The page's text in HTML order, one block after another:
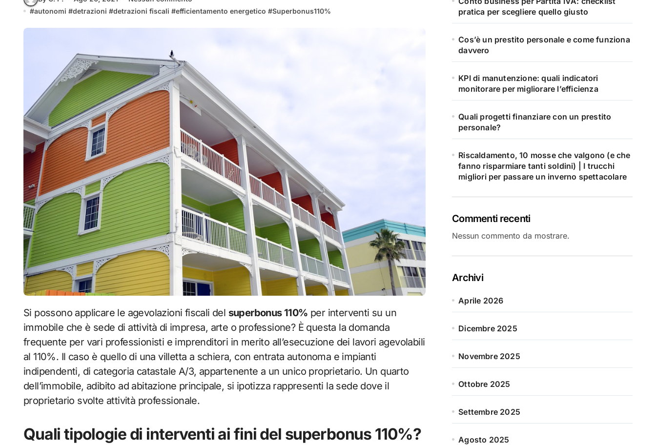
#autonomi #detrazioni #detrazioni fiscali #efficientamento energetico #Superbonus110%
Si possono applicare le agevolazioni fiscali del superbonus 110% per interventi su un
immobile che è sede di attività di impresa, arte o professione? È questa la domanda
frequente per vari professionisti e imprenditori in merito all’esecuzione dei lavori agevolabili
al 110%. Il caso è quello di una villetta a schiera, con entrata autonoma e impianti
indipendenti, di categoria catastale A/3, appartenente a un unico proprietario. Un quarto
dell’immobile, adibito ad abitazione principale, si ipotizza rappresenti la sede dove il
proprietario svolte attività professionale.
Quali tipologie di interventi ai fini del superbonus 110%?
pratica per scegliere quello giusto
Cos’è un prestito personale e come funziona
davvero
KPI di manutenzione: quali indicatori
monitorare per migliorare l’efficienza
Quali progetti finanziare con un prestito
personale?
Riscaldamento, 10 mosse che valgono (e che
fanno risparmiare tanti soldini) | I trucchi
migliori per passare un inverno spettacolare
Commenti recenti
Nessun commento da mostrare.
Archivi
Aprile 2026
Dicembre 2025
Novembre 2025
Ottobre 2025
Settembre 2025
Agosto 2025